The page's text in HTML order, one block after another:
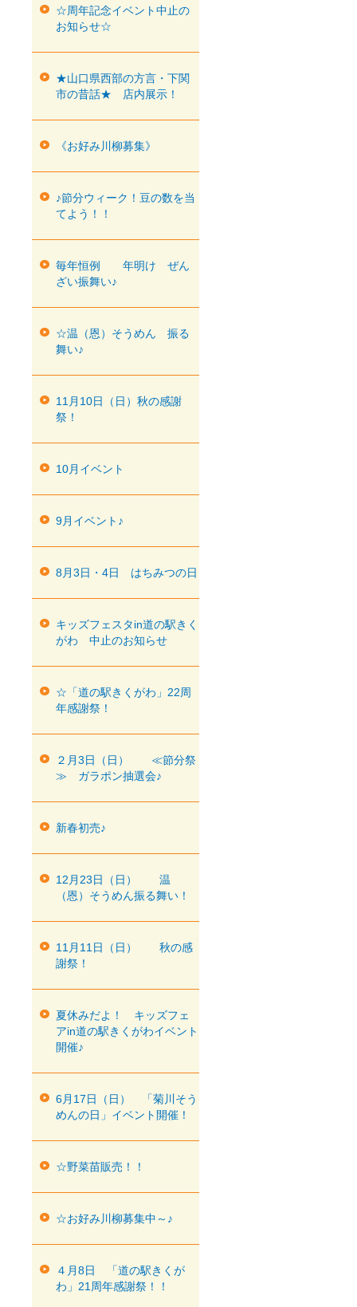
☆周年記念イベント中止の
お知らせ☆
★山口県西部の方言・下関
市の昔話★ 店内展示！
《お好み川柳募集》
♪節分ウィーク！豆の数を当
てよう！！
毎年恒例 年明け ぜん
ざい振舞い♪
☆温（恩）そうめん 振る
舞い♪
11月10日（日）秋の感謝
祭！
10月イベント
9月イベント♪
8月3日・4日 はちみつの日
キッズフェスタin道の駅きく
がわ 中止のお知らせ
☆「道の駅きくがわ」22周
年感謝祭！
２月3日（日） ≪節分祭
≫ ガラポン抽選会♪
新春初売♪
12月23日（日） 温
（恩）そうめん振る舞い！
11月11日（日） 秋の感
謝祭！
夏休みだよ！ キッズフェ
アin道の駅きくがわイベント
開催♪
6月17日（日） 「菊川そう
めんの日」イベント開催！
☆野菜苗販売！！
☆お好み川柳募集中～♪
４月8日 「道の駅きくが
わ」21周年感謝祭！！